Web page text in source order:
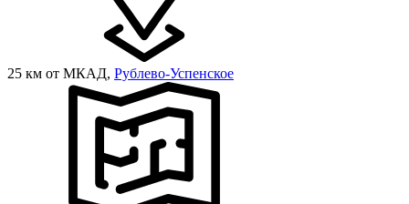
25 км от МКАД, Рублево-Успенское